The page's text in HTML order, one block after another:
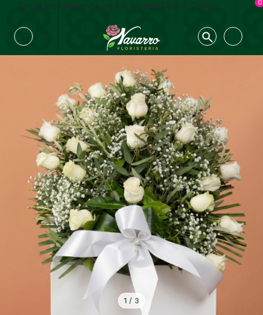
Fes la teva comanda i recull-ho amb Click & Collect 0
1 / 3